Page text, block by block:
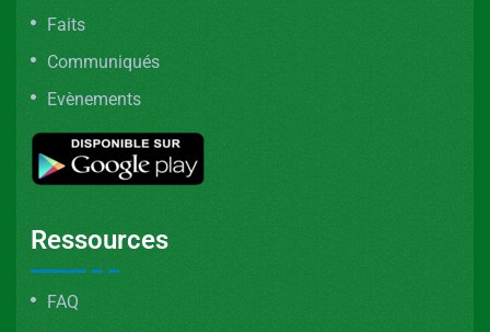
Faits
Communiqués
Evènements
Ressources
FAQ